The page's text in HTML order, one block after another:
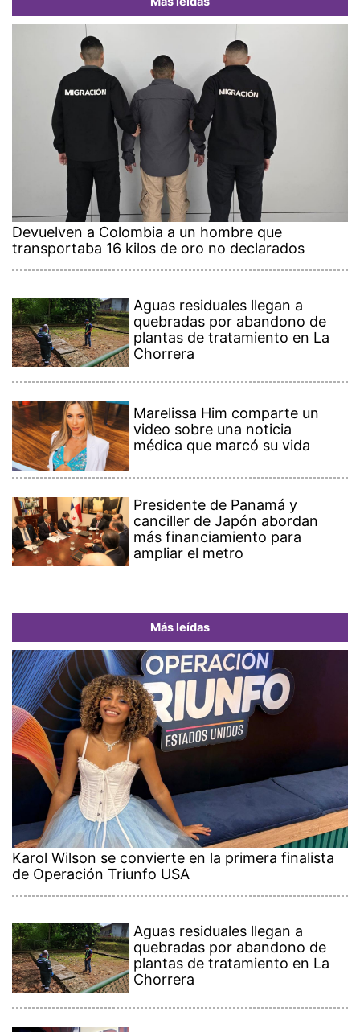
Devuelven a Colombia a un hombre que
transportaba 16 kilos de oro no declarados
Aguas residuales llegan a
quebradas por abandono de
plantas de tratamiento en La
Chorrera
Marelissa Him comparte un
video sobre una noticia
médica que marcó su vida
Presidente de Panamá y
canciller de Japón abordan
más financiamiento para
ampliar el metro
Más leídas
Karol Wilson se convierte en la primera finalista
de Operación Triunfo USA
Aguas residuales llegan a
quebradas por abandono de
plantas de tratamiento en La
Chorrera